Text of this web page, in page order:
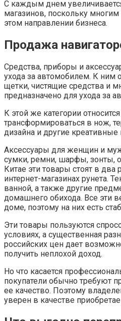
С каждым днем
магазинов, поскольку многим
этом направлении бизнеса.
Продажа
Средства, приборы и
ухода за автомобилем. К ним
щетки, чистящие средства и
предназначено для ухода за
К этой же категории
трансформироваться в нож,
дизайна и другие креативные
Аксессуары для женщин и
сумки, ремни, шарфы, зонты,
Китае эти товары стоят в
интернет-магазинах рунета.
ванной, а также другие
домашнего обихода. Все
доме, поэтому на них есть
Эти товары пользуются
условиях, а существенная
российских цен дает
получить неплохой доход.
Но что касается
покупатели обычно требуют
ее качество. Поэтому
уверен в качестве